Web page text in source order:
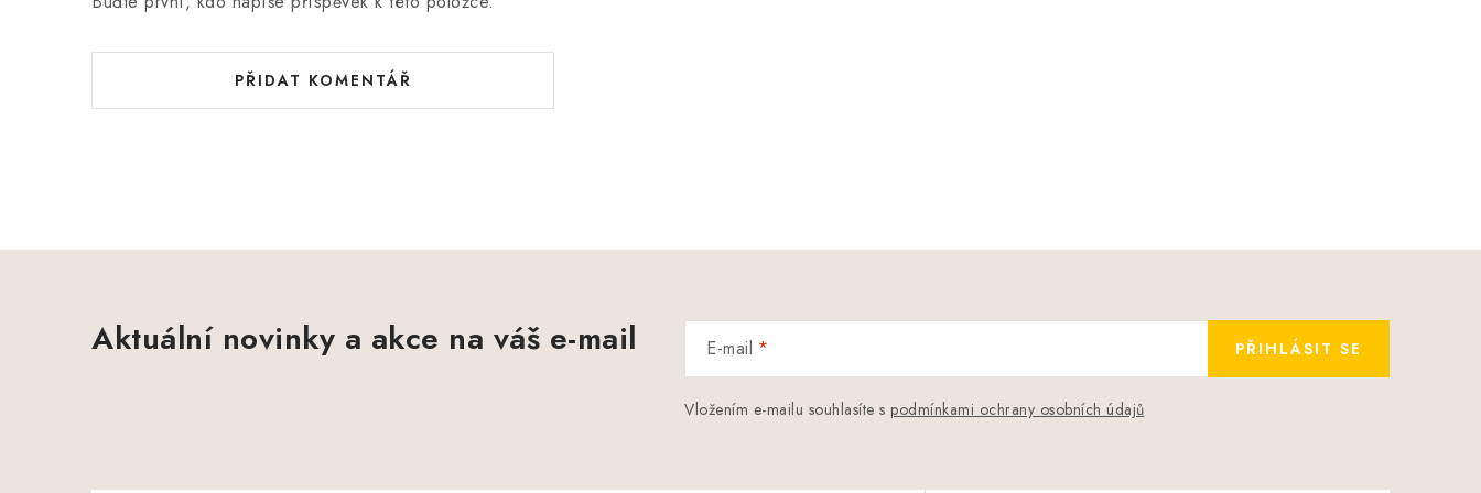
PŘIDAT KOMENTÁŘ
Aktuální novinky a akce na váš e-mail E-mail
Vložením e-mailu souhlasíte s podmínkami ochrany osobních údajů
PŘIHLÁSIT SE